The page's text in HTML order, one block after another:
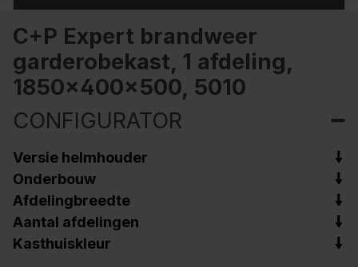
C+P Expert brandweer
garderobekast, 1 afdeling,
1850x400x500, 5010
CONFIGURATOR
Versie helmhouder
Onderbouw
Afdelingbreedte
Aantal afdelingen
Kasthuiskleur